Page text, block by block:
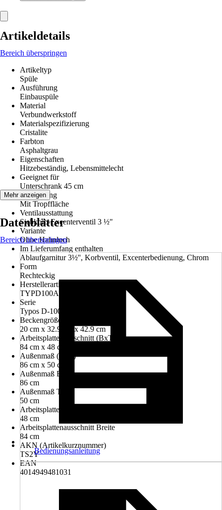
Artikeldetails
Bereich überspringen
Artikeltyp
Spüle
Ausführung
Einbauspüle
Material
Verbundwerkstoff
Materialspezifizierung
Cristalite
Farbton
Asphaltgrau
Eigenschaften
Hitzebeständig, Lebensmittelecht
Geeignet für
Unterschrank 45 cm
Ausstattung
Mit Tropffläche
Ventilausstattung
Siebkorb-Excenterventil 3 ½"
Variante
Ohne Hahnloch
Im Lieferumfang enthalten
Ablaufgarnitur 3½'', Korbventil, Excenterbedienung, Chrom
Form
Rechteckig
Herstellerartikelnummer
TYPD100AGAS
Serie
Typos D-100 A
Beckengröße (HxBxT)
20 cm x 32.9 cm x 42.9 cm
Arbeitsplattenausschnitt (BxT)
84 cm x 48 cm
Außenmaß (BxT)
86 cm x 50 cm
Außenmaß Breite
86 cm
Außenmaß Tiefe
50 cm
Arbeitsplattenausschnitt Tiefe
48 cm
Arbeitsplattenausschnitt Breite
84 cm
AKN (Artikelkurznummer)
TS2Y
EAN
4014949481031
Mehr anzeigen
Datenblätter
Bereich überspringen
Bedienungsanleitung